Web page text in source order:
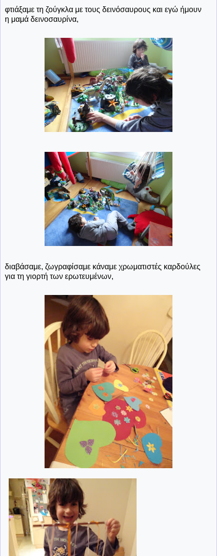
φτιάξαμε τη ζούγκλα με τους δεινόσαυρους και εγώ ήμουν
η μαμά δεινοσαυρίνα,
διαβάσαμε, ζωγραφίσαμε κάναμε χρωματιστές καρδούλες
για τη γιορτή των ερωτευμένων,